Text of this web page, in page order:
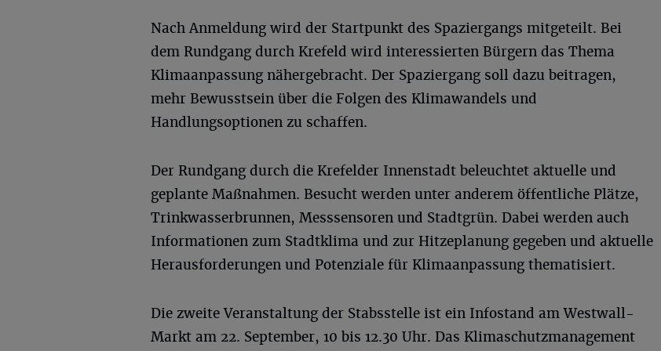
Nach Anmeldung wird der Startpunkt des Spaziergangs mitgeteilt. Bei
dem Rundgang durch Krefeld wird interessierten Bürgern das Thema
Klimaanpassung nähergebracht. Der Spaziergang soll dazu beitragen,
mehr Bewusstsein über die Folgen des Klimawandels und
Handlungsoptionen zu schaffen.
Der Rundgang durch die Krefelder Innenstadt beleuchtet aktuelle und
geplante Maßnahmen. Besucht werden unter anderem öffentliche Plätze,
Trinkwasserbrunnen, Messsensoren und Stadtgrün. Dabei werden auch
Informationen zum Stadtklima und zur Hitzeplanung gegeben und aktuelle
Herausforderungen und Potenziale für Klimaanpassung thematisiert.
Die zweite Veranstaltung der Stabsstelle ist ein Infostand am Westwall-
Markt am 22. September, 10 bis 12.30 Uhr. Das Klimaschutzmanagement